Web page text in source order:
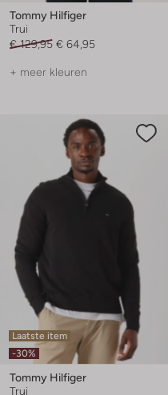
Tommy Hilfiger
Trui
€ 129,95 € 64,95
+ meer kleuren
Laatste item
-30%
Tommy Hilfiger
Trui